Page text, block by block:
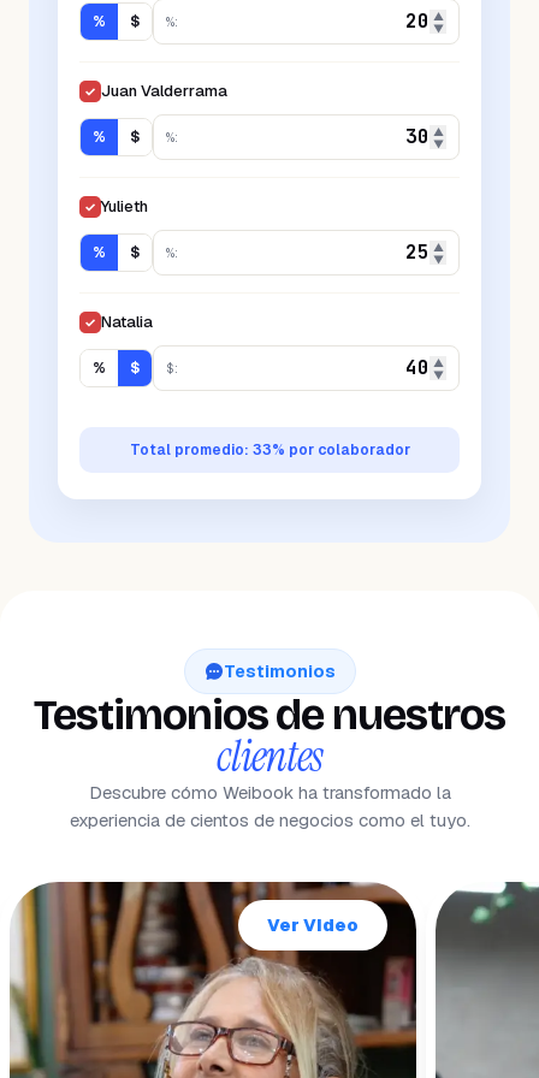
% $ %:
▲
▼
✓ Juan Valderrama
% $ %:
▲
▼
✓ Yulieth
% $ %:
▲
▼
✓ Natalia
% $ $:
▲
▼
Total promedio: 33% por colaborador
Testimonios
Testimonios de nuestros
clientes
Descubre cómo Weibook ha transformado la
experiencia de cientos de negocios como el tuyo.
Ver Video